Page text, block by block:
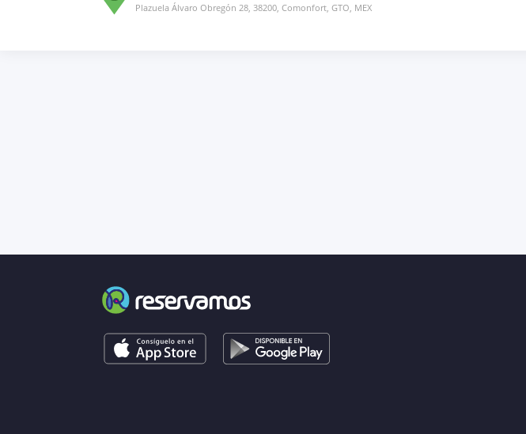
Plazuela Álvaro Obregón 28, 38200, Comonfort, GTO, MEX